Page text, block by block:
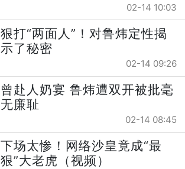
02-14 10:03
狠打“两面人”！对鲁炜定性揭
示了秘密
02-14 09:26
曾赴人奶宴 鲁炜遭双开被批毫
无廉耻
02-14 08:45
下场太惨！网络沙皇竟成“最
狠”大老虎（视频）